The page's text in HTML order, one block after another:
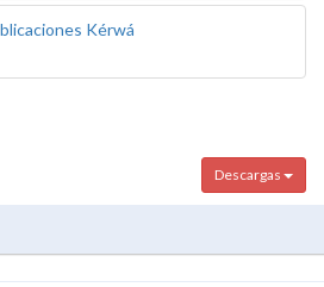
Kérwá
Descargas